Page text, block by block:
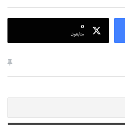
0
متابعون